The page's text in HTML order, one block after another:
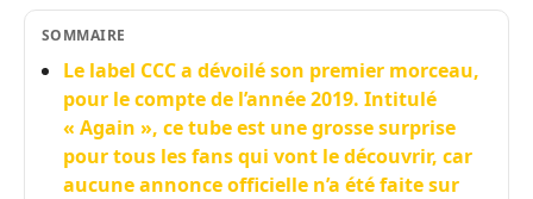
SOMMAIRE
Le label CCC a dévoilé son premier morceau,
pour le compte de l’année 2019. Intitulé
« Again », ce tube est une grosse surprise
pour tous les fans qui vont le découvrir, car
aucune annonce officielle n’a été faite sur